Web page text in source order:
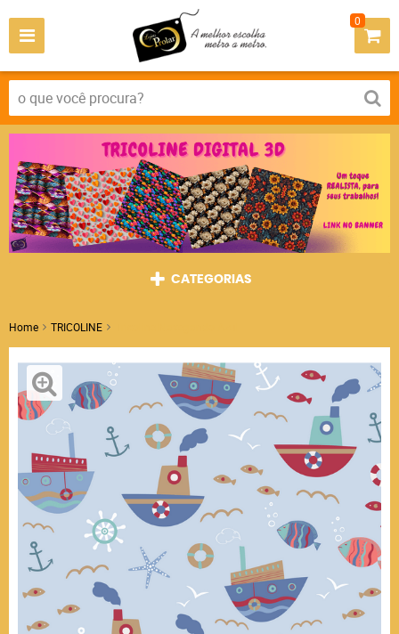
0
CATEGORIAS
Home TRICOLINE